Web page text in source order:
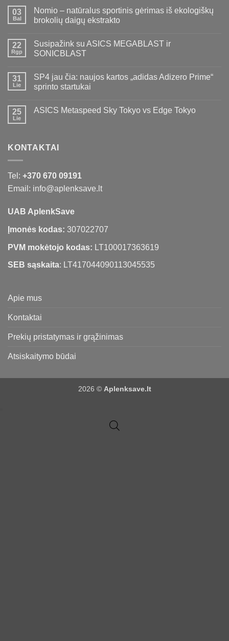
03
Bal
Nomio – natūralus sportinis gėrimas iš ekologiškų
brokolių daigų ekstrakto
22
Rgp
Susipažink su ASICS MEGABLAST ir
SONICBLAST
31
Lie
SP4 jau čia: naujos kartos „adidas Adizero Prime“
sprinto startukai
25
Lie
ASICS Metaspeed Sky Tokyo vs Edge Tokyo
KONTAKTAI
Tel: +370 670 09191
Email: info@aplenksave.lt
UAB AplenkSave
Įmonės kodas: 307022707
PVM mokėtojo kodas: LT100017363619
SEB sąskaita: LT417044090113045535
Apie mus
Kontaktai
Prekių pristatymas ir grąžinimas
Atsiskaitymo būdai
2026 © Aplenksave.lt